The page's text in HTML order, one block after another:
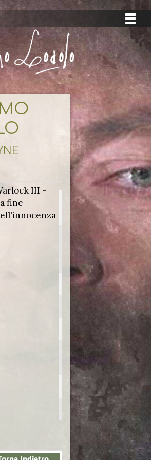
III -
fine
Titolo
originale:
Warlock III: The
end of
innocence
Anno:
Personaggio:
Warlock/Phillip
Covington
Regia di:
Eric Freiser